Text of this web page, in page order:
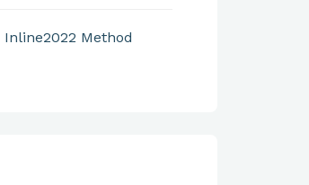
Inline2022 Method